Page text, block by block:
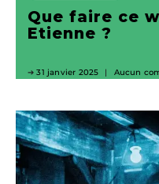
Que faire ce
Etienne ?
31 janvier 2025 Aucun